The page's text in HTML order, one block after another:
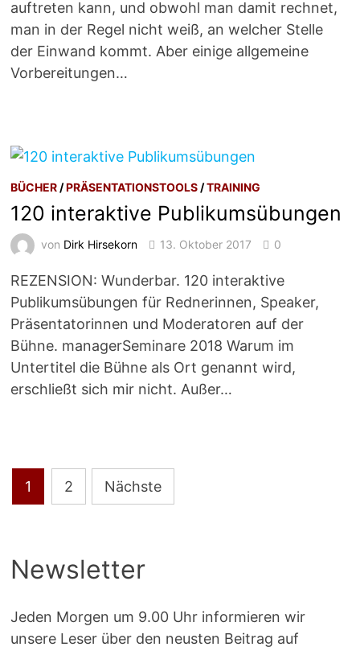
auftreten kann, und obwohl man damit rechnet,
man in der Regel nicht weiß, an welcher Stelle
der Einwand kommt. Aber einige allgemeine
Vorbereitungen…
BÜCHER /PRÄSENTATIONSTOOLS /TRAINING
120 interaktive Publikumsübungen
von Dirk Hirsekorn 13. Oktober 2017 0
REZENSION: Wunderbar. 120 interaktive
Publikumsübungen für Rednerinnen, Speaker,
Präsentatorinnen und Moderatoren auf der
Bühne. managerSeminare 2018 Warum im
Untertitel die Bühne als Ort genannt wird,
erschließt sich mir nicht. Außer…
Seitennummerierung
der
1 2 Nächste
Newsletter
Jeden Morgen um 9.00 Uhr informieren wir
unsere Leser über den neusten Beitrag auf